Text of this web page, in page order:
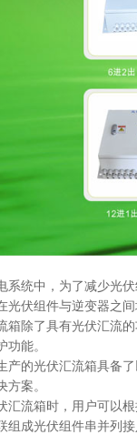
系统中，为了减少光
光伏组件与逆变器之间
箱除了具有光伏汇流
能。
产的光伏汇流箱具备
案。
汇流箱时，用户可以
组成光伏组件串并列